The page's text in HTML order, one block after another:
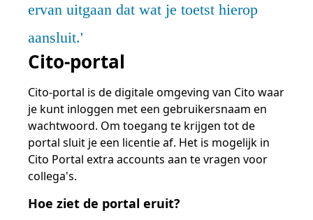
ervan uitgaan dat wat je toetst hierop
aansluit.
Cito-portal
Cito-portal is de digitale omgeving van Cito waar
je kunt inloggen met een gebruikersnaam en
wachtwoord. Om toegang te krijgen tot de
portal sluit je een licentie af. Het is mogelijk in
Cito Portal extra accounts aan te vragen voor
collega's.
Hoe ziet de portal eruit?